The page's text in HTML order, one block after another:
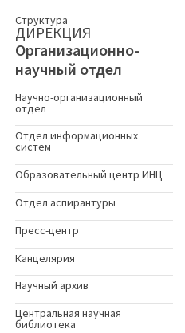
Структура
ДИРЕКЦИЯ
Организационно-
научный отдел
Научно-организационный
отдел
Отдел информационных
систем
Образовательный центр ИНЦ
Отдел аспирантуры
Пресс-центр
Канцелярия
Научный архив
Центральная научная
библиотека